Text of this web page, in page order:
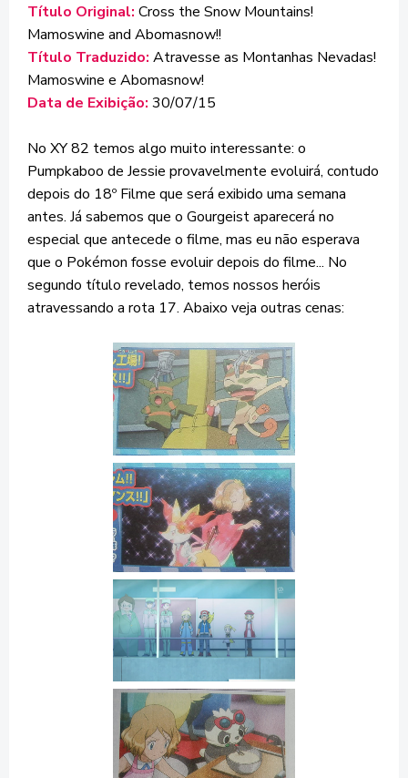
Título Original: Cross the Snow Mountains!
Mamoswine and Abomasnow!!
Título Traduzido: Atravesse as Montanhas Nevadas!
Mamoswine e Abomasnow!
Data de Exibição: 30/07/15
No XY 82 temos algo muito interessante: o
Pumpkaboo de Jessie provavelmente evoluirá, contudo
depois do 18º Filme que será exibido uma semana
antes. Já sabemos que o Gourgeist aparecerá no
especial que antecede o filme, mas eu não esperava
que o Pokémon fosse evoluir depois do filme... No
segundo título revelado, temos nossos heróis
atravessando a rota 17. Abaixo veja outras cenas: